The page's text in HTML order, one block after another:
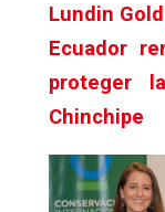
Lundin
Ecuador
proteger
Chinchipe